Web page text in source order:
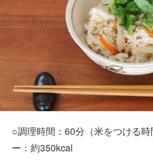
○調理時間：60分（米をつける
ー：約350kcal